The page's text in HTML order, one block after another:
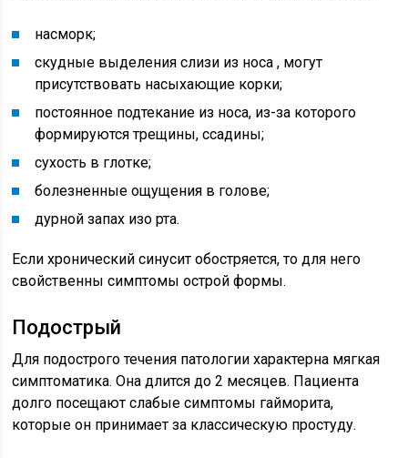
насморк;
скудные выделения слизи из носа , могут
присутствовать насыхающие корки;
постоянное подтекание из носа, из-за которого
формируются трещины, ссадины;
сухость в глотке;
болезненные ощущения в голове;
дурной запах изо рта.
Если хронический синусит обостряется, то для него
свойственны симптомы острой формы.
Подострый
Для подострого течения патологии характерна мягкая
симптоматика. Она длится до 2 месяцев. Пациента
долго посещают слабые симптомы гайморита,
которые он принимает за классическую простуду.